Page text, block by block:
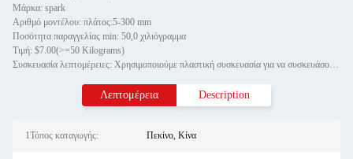
Μάρκα: spark
Αριθμό μοντέλου: πλάτος:5-300 mm
Ποσότητα παραγγελίας min: 50,0 χιλιόγραμμα
Τιμή: $7.00(>=50 Kilograms)
Συσκευασία λεπτομέρειες: Χρησιμοποιούμε πλαστική συσκευασία για να συσκευάσουμε το καλώδιο άξονα, και η εξωτερική συσκευασία
Λεπτομέρεια Description
1Τόπος καταγωγής: Πεκίνο, Κίνα